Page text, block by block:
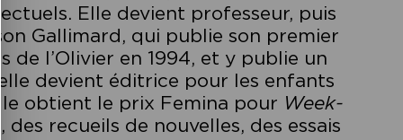
Elle devient professeur, puis
Gallimard, qui publie son premier
de l’Olivier en 1994, et y publie un
elle devient éditrice pour les enfants
obtient le prix Femina pour Week-
des recueils de nouvelles, des essais